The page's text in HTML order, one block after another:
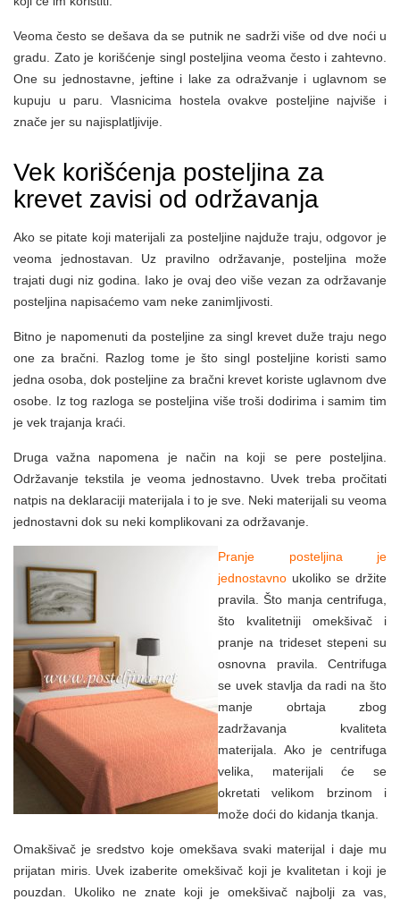
Veoma često se dešava da se putnik ne sadrži više od dve noći u
gradu. Zato je korišćenje singl posteljina veoma često i zahtevno.
One su jednostavne, jeftine i lake za odražvanje i uglavnom se
kupuju u paru. Vlasnicima hostela ovakve posteljine najviše i
znače jer su najisplatljivije.
Vek korišćenja posteljina za
krevet zavisi od održavanja
Ako se pitate koji materijali za posteljine najduže traju, odgovor je
veoma jednostavan. Uz pravilno održavanje, posteljina može
trajati dugi niz godina. Iako je ovaj deo više vezan za održavanje
posteljina napisaćemo vam neke zanimljivosti.
Bitno je napomenuti da posteljine za singl krevet duže traju nego
one za bračni. Razlog tome je što singl posteljine koristi samo
jedna osoba, dok posteljine za bračni krevet koriste uglavnom dve
osobe. Iz tog razloga se posteljina više troši dodirima i samim tim
je vek trajanja kraći.
Druga važna napomena je način na koji se pere posteljina.
Održavanje tekstila je veoma jednostavno. Uvek treba pročitati
natpis na deklaraciji materijala i to je sve. Neki materijali su veoma
jednostavni dok su neki komplikovani za održavanje.
Pranje posteljina je
jednostavno ukoliko se držite
pravila. Što manja centrifuga,
što kvalitetniji omekšivač i
pranje na trideset stepeni su
osnovna pravila. Centrifuga
se uvek stavlja da radi na što
manje obrtaja zbog
zadržavanja kvaliteta
materijala. Ako je centrifuga
velika, materijali će se
okretati velikom brzinom i
može doći do kidanja tkanja.
Omakšivač je sredstvo koje omekšava svaki materijal i daje mu
prijatan miris. Uvek izaberite omekšivač koji je kvalitetan i koji je
pouzdan. Ukoliko ne znate koji je omekšivač najbolji za vas,